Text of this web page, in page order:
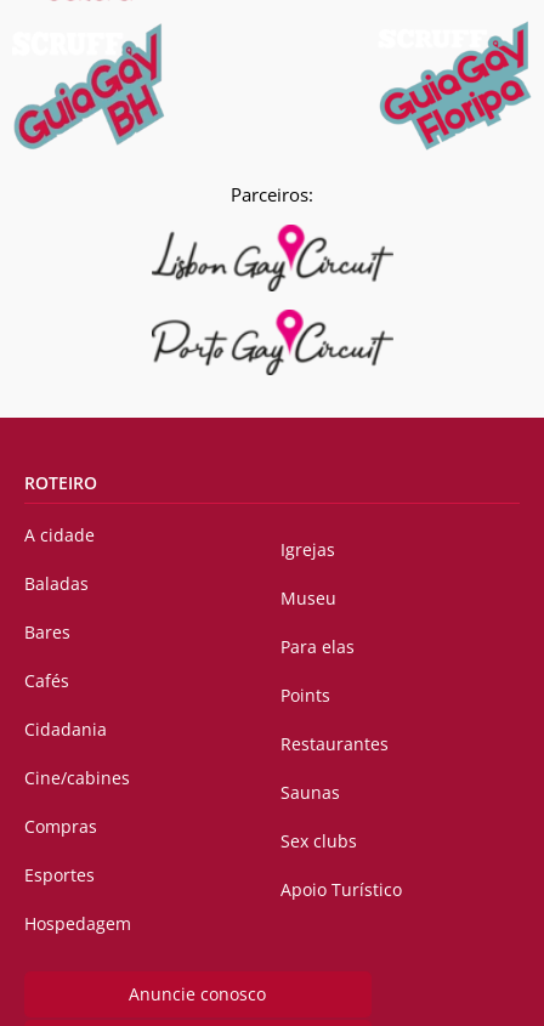
Parceiros:
ROTEIRO
A cidade
Baladas
Bares
Cafés
Cidadania
Cine/cabines
Compras
Esportes
Hospedagem
Igrejas
Museu
Para elas
Points
Restaurantes
Saunas
Sex clubs
Apoio Turístico
Anuncie conosco